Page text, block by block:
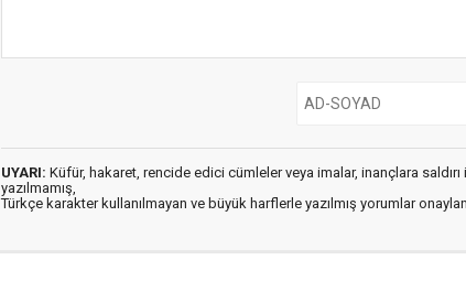
UYARI: Küfür, hakaret, rencide edici cümleler veya imalar, inançlara saldırı
yazılmamış,
Türkçe karakter kullanılmayan ve büyük harflerle yazılmış yorumlar